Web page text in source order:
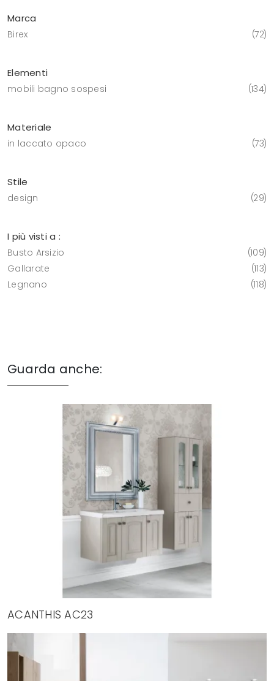
Marca
Birex 72
Elementi
mobili bagno sospesi 134
Materiale
in laccato opaco 73
Stile
design 29
I più visti a :
Busto Arsizio
109
Gallarate
113
Legnano
118
Guarda anche:
ACANTHIS AC23